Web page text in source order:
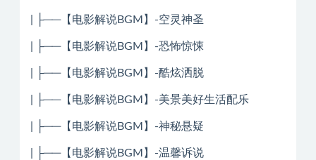
| ├──【电影解说BGM】-空灵神圣
| ├──【电影解说BGM】-恐怖惊悚
| ├──【电影解说BGM】-酷炫洒脱
| ├──【电影解说BGM】-美景美好生活配乐
| ├──【电影解说BGM】-神秘悬疑
| ├──【电影解说BGM】-温馨诉说